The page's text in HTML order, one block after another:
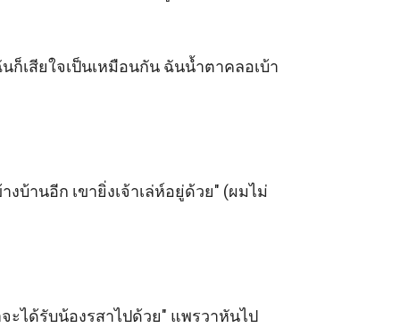
เสียใจเป็นเหมือนกัน ฉันน้ำตาคลอเบ้า
บ้านอีก เขายิ่งเจ้าเล่ห์อยู่ด้วย" (ผมไม่
ะได้รับน้องรสาไปด้วย" แพรวาหันไป